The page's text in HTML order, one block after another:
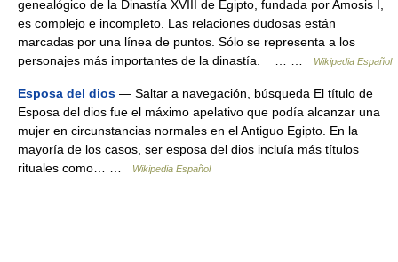
genealógico de la Dinastía XVIII de Egipto, fundada por Amosis I,
es complejo e incompleto. Las relaciones dudosas están
marcadas por una línea de puntos. Sólo se representa a los
personajes más importantes de la dinastía. … …
Wikipedia Español
Esposa del dios — Saltar a navegación, búsqueda El título de
Esposa del dios fue el máximo apelativo que podía alcanzar una
mujer en circunstancias normales en el Antiguo Egipto. En la
mayoría de los casos, ser esposa del dios incluía más títulos
rituales como… …
Wikipedia Español